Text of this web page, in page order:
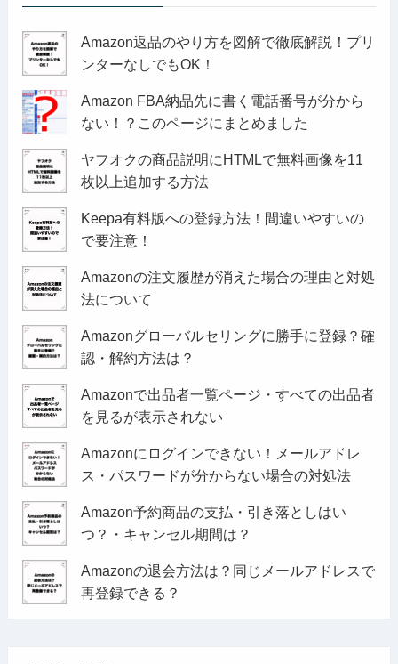
Amazon返品のやり方を図解で徹底解説！プリ
ンターなしでもOK！
Amazon FBA納品先に書く電話番号が分から
ない！？このページにまとめました
ヤフオクの商品説明にHTMLで無料画像を11
枚以上追加する方法
Keepa有料版への登録方法！間違いやすいの
で要注意！
Amazonの注文履歴が消えた場合の理由と対処
法について
Amazonグローバルセリングに勝手に登録？確
認・解約方法は？
Amazonで出品者一覧ページ・すべての出品者
を見るが表示されない
Amazonにログインできない！メールアドレ
ス・パスワードが分からない場合の対処法
Amazon予約商品の支払・引き落としはい
つ？・キャンセル期間は？
Amazonの退会方法は？同じメールアドレスで
再登録できる？